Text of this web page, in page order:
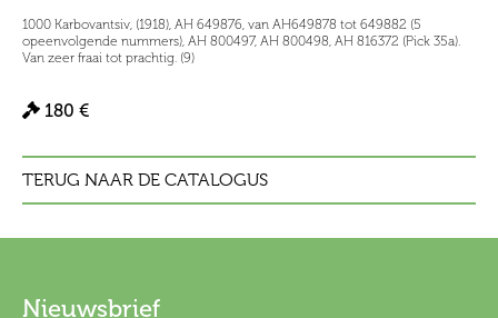
1000 Karbovantsiv, (1918), AH 649876, van AH649878 tot 649882 (5
opeenvolgende nummers), AH 800497, AH 800498, AH 816372 (Pick 35a).
Van zeer fraai tot prachtig. (9)
180 €
TERUG NAAR DE CATALOGUS
Nieuwsbrief